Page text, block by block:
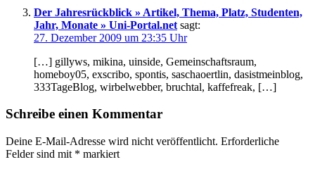
Der Jahresrückblick » Artikel, Thema, Platz, Studenten,
Jahr, Monate » Uni-Portal.net sagt:
27. Dezember 2009 um 23:35 Uhr
[…] gillyws, mikina, uinside, Gemeinschaftsraum,
homeboy05, exscribo, spontis, saschaoertlin, dasistmeinblog,
333TageBlog, wirbelwebber, bruchtal, kaffefreak, […]
Schreibe einen Kommentar
Deine E-Mail-Adresse wird nicht veröffentlicht. Erforderliche
Felder sind mit * markiert